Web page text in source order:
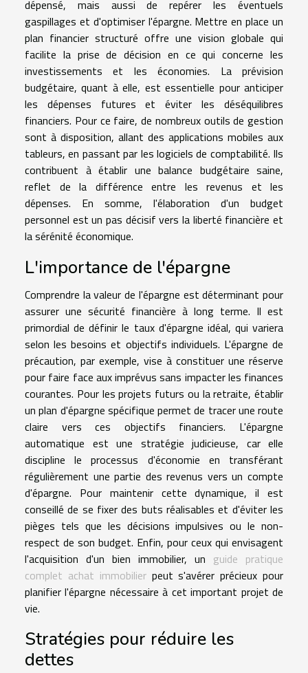
dépensé, mais aussi de repérer les éventuels
gaspillages et d'optimiser l'épargne. Mettre en place un
plan financier structuré offre une vision globale qui
facilite la prise de décision en ce qui concerne les
investissements et les économies. La prévision
budgétaire, quant à elle, est essentielle pour anticiper
les dépenses futures et éviter les déséquilibres
financiers. Pour ce faire, de nombreux outils de gestion
sont à disposition, allant des applications mobiles aux
tableurs, en passant par les logiciels de comptabilité. Ils
contribuent à établir une balance budgétaire saine,
reflet de la différence entre les revenus et les
dépenses. En somme, l'élaboration d'un budget
personnel est un pas décisif vers la liberté financière et
la sérénité économique.
L'importance de l'épargne
Comprendre la valeur de l'épargne est déterminant pour
assurer une sécurité financière à long terme. Il est
primordial de définir le taux d'épargne idéal, qui variera
selon les besoins et objectifs individuels. L'épargne de
précaution, par exemple, vise à constituer une réserve
pour faire face aux imprévus sans impacter les finances
courantes. Pour les projets futurs ou la retraite, établir
un plan d'épargne spécifique permet de tracer une route
claire vers ces objectifs financiers. L'épargne
automatique est une stratégie judicieuse, car elle
discipline le processus d'économie en transférant
régulièrement une partie des revenus vers un compte
d'épargne. Pour maintenir cette dynamique, il est
conseillé de se fixer des buts réalisables et d'éviter les
pièges tels que les décisions impulsives ou le non-
respect de son budget. Enfin, pour ceux qui envisagent
l'acquisition d'un bien immobilier, un guide pratique
complet achat immobilierpeut s'avérer précieux pour
planifier l'épargne nécessaire à cet important projet de
vie.
Stratégies pour réduire les
dettes